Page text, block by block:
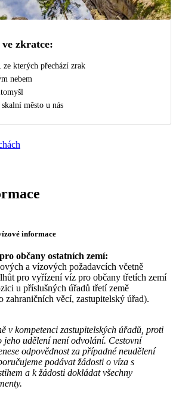
zkratce:
kterých přechází zrak
nebem
město u nás
informace
občany ostatních zemí:
a vízových požadavcích včetně
pro vyřízení víz pro občany třetích zemí
u příslušných úřadů třetí země
zahraničních věcí, zastupitelský úřad).
v kompetenci zastupitelských úřadů, proti
jeho udělení není odvolání. Cestovní
odpovědnost za případné neudělení
podávat žádosti o víza s
a k žádosti dokládat všechny